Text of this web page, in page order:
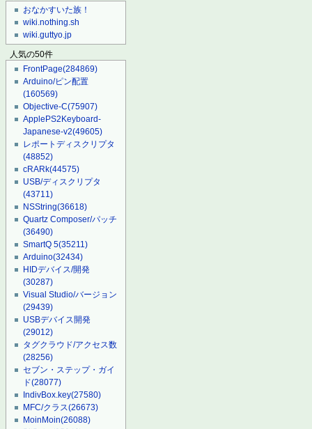
おなかすいた族！
wiki.nothing.sh
wiki.guttyo.jp
人気の50件
FrontPage(284869)
Arduino/ピン配置
(160569)
Objective-C(75907)
ApplePS2Keyboard-
Japanese-v2(49605)
レポートディスクリプタ
(48852)
cRARk(44575)
USB/ディスクリプタ
(43711)
NSString(36618)
Quartz Composer/パッチ
(36490)
SmartQ 5(35211)
Arduino(32434)
HIDデバイス/開発
(30287)
Visual Studio/バージョン
(29439)
USBデバイス開発
(29012)
タグクラウド/アクセス数
(28256)
セブン・ステップ・ガイ
ド(28077)
IndivBox.key(27580)
MFC/クラス(26673)
MoinMoin(26088)